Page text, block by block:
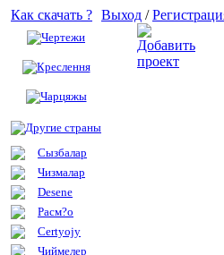
Как скачать ?
Чертежи
Креслення
Чарцяжы
Другие страны
Сызбалар
Чизмалар
Desene
Расм?о
Certyojy
Чиймелер
Выход /